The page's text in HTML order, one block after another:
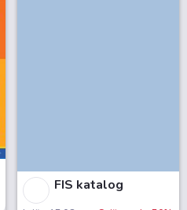
FIS katalog